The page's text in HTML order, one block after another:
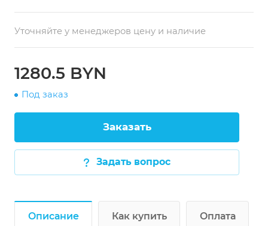
Конструкция: одноярусная
Длина рабочей поверхности: 130 см
Управление: термостат
Уточняйте у менеджеров цену и наличие
1280.5 BYN
Под заказ
Заказать
Задать вопрос
Описание Как купить Оплата